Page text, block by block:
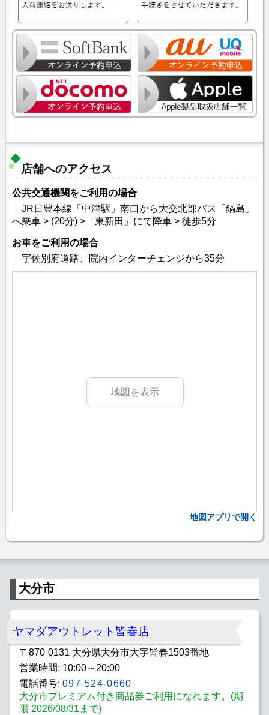
店舗へのアクセス
公共交通機関をご利用の場合
JR日豊本線「中津駅」南口から大交北部バス「鍋島」
へ乗車 > (20分) >「東新田」にて降車 > 徒歩5分
お車をご利用の場合
宇佐別府道路、院内インターチェンジから35分
地図を表示
地図アプリで開く
大分市
ヤマダアウトレット皆春店
〒870-0131 大分県大分市大字皆春1503番地
営業時間: 10:00～20:00
電話番号: 097-524-0660
大分市プレミアム付き商品券ご利用になれます。(期
限 2026/08/31まで)